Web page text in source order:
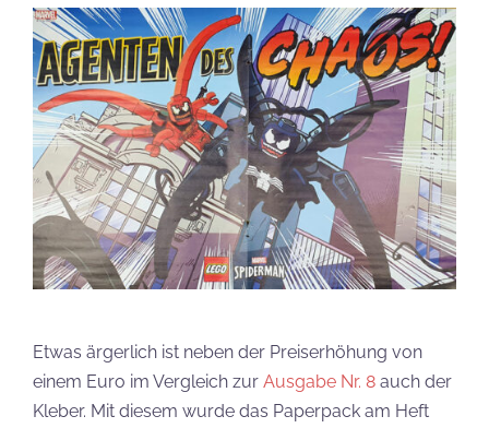
Etwas ärgerlich ist neben der Preiserhöhung von
einem Euro im Vergleich zur Ausgabe Nr. 8 auch der
Kleber. Mit diesem wurde das Paperpack am Heft